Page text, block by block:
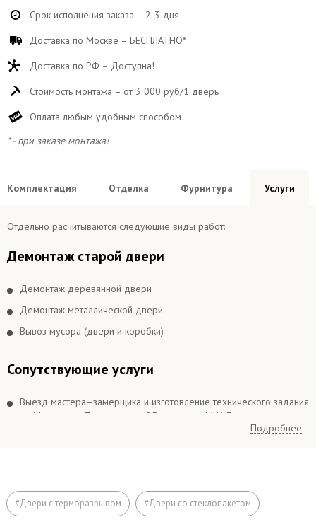
Срок исполнения заказа – 2-3 дня
Доставка по Москве – БЕСПЛАТНО*
Доставка по РФ – Доступна!
Стоимость монтажа – от 3 000 руб/1 дверь
Оплата любым удобным способом
* - при заказе монтажа!
Комплектация Отделка Фурнитура Услуги
Отдельно расчитываются следующие виды работ:
Демонтаж старой двери
Демонтаж деревянной двери
Демонтаж металлической двери
Вывоз мусора (двери и коробки)
Сопутствующие услуги
Выезд мастера–замерщика и изготовление технического задания
по Москве и в Подмосковье 25 км вокруг МКАДа
Выезд мастера–замерщика и изготовление технического задания
Подъём на этаж (если дверь не проходит по размеру в лифт)
Расширение дверного проема
Подробнее
#Двери с терморазрывом #Двери со стеклопакетом